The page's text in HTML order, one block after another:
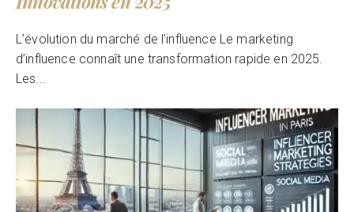
L’évolution du marché de l’influence Le marketing
d’influence connaît une transformation rapide en 2025.
Les...